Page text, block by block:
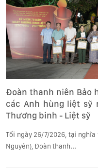
Đoàn thanh niên Bảo
các Anh hùng liệt sỹ
Thương binh - Liệt sỹ
Tối ngày 26/7/2026, tại nghĩa
Nguyên), Đoàn thanh...